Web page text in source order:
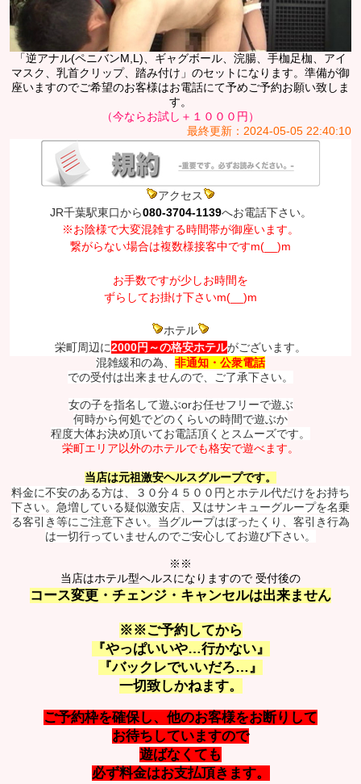
「逆アナル(ペニバンM,L)、ギャグボール、浣腸、手枷足枷、アイ
マスク、乳首クリップ、踏み付け」のセットになります。準備が御
座いますのでご希望のお客様はお電話にて予めご予約お願い致しま
す。
（今ならお試し＋１０００円）
最終更新：2024-05-05 22:40:10
アクセス
JR千葉駅東口から080-3704-1139へお電話下さい。
※お陰様で大変混雑する時間帯が御座います。
繋がらない場合は複数様接客中ですm(__)m
お手数ですが少しお時間を
ずらしてお掛け下さいm(__)m
ホテル
栄町周辺に2000円～の格安ホテルがございます。
混雑緩和の為、 非通知・公衆電話
での受付は出来ませんので、ご了承下さい。
女の子を指名して遊ぶorお任せフリーで遊ぶ
何時から何処でどのくらいの時間で遊ぶか
程度大体お決め頂いてお電話頂くとスムーズです。
栄町エリア以外のホテルでも格安で遊べます。
当店は元祖激安ヘルスグループです。
料金に不安のある方は、３０分４５００円とホテル代だけをお持ち
下さい。急増している疑似激安店、又はサンキューグループを名乗
る客引き等にご注意下さい。当グループはぼったくり、客引き行為
は一切行っていませんのでご安心してお遊び下さい。
※※
当店はホテル型ヘルスになりますので 受付後の
コース変更・チェンジ・キャンセルは出来ません
※※ご予約してから
『やっぱいいや…行かない』
『バックレでいいだろ…』
一切致しかねます。
ご予約枠を確保し、他のお客様をお断りして
お待ちしていますので
遊ばなくても
必ず料金はお支払頂きます。